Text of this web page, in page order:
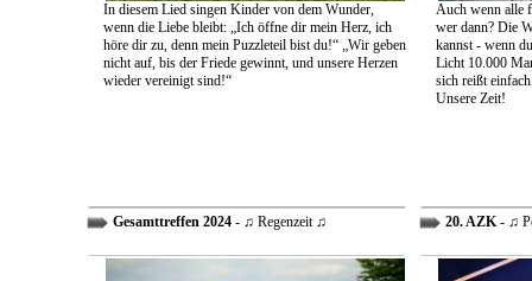
In diesem Lied singen Kinder von dem Wunder,
wenn die Liebe bleibt: „Ich öffne dir mein Herz, ich
höre dir zu, denn mein Puzzleteil bist du!“ „Wir geben
nicht auf, bis der Friede gewinnt, und unsere Herzen
wieder vereinigt sind!“
Auch wenn alle
wer dann? Die
kannst - wenn
Licht 10.000
sich reißt
Unsere Zeit!
Gesamttreffen 2024- ♫ Regenzeit ♫ 20. AZK- ♫